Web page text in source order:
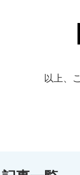
以上、